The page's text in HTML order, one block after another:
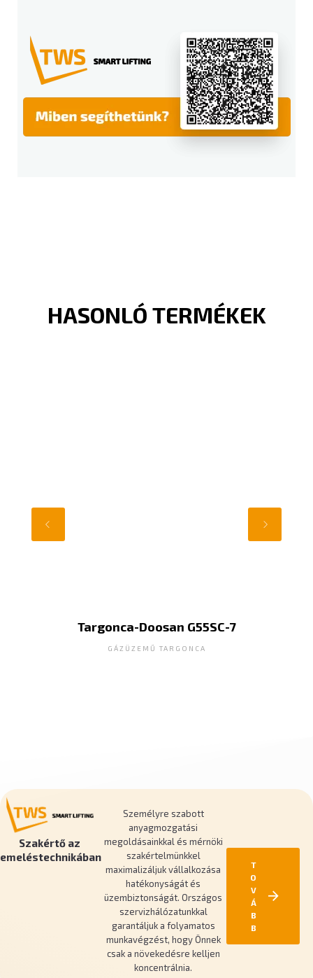
HASONLÓ TERMÉKEK
Targonca-Doosan G55SC-7
GÁZÜZEMŰ TARGONCA
Szakértő az
emeléstechnikában
Személyre szabott
anyagmozgatási
megoldásainkkal és mérnöki
szakértelmünkkel
maximalizáljuk vállalkozása
hatékonyságát és
üzembiztonságát. Országos
szervizhálózatunkkal
garantáljuk a folyamatos
munkavégzést, hogy Önnek
csak a növekedésre kelljen
koncentrálnia.
T
O
V
Á
B
B